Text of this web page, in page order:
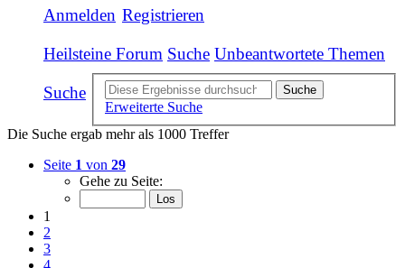
Anmelden Registrieren
Heilsteine Forum Suche Unbeantwortete Themen
Suche Suche
Erweiterte Suche
Die Suche ergab mehr als 1000 Treffer
Seite 1 von 29
Gehe zu Seite:
1
2
3
4